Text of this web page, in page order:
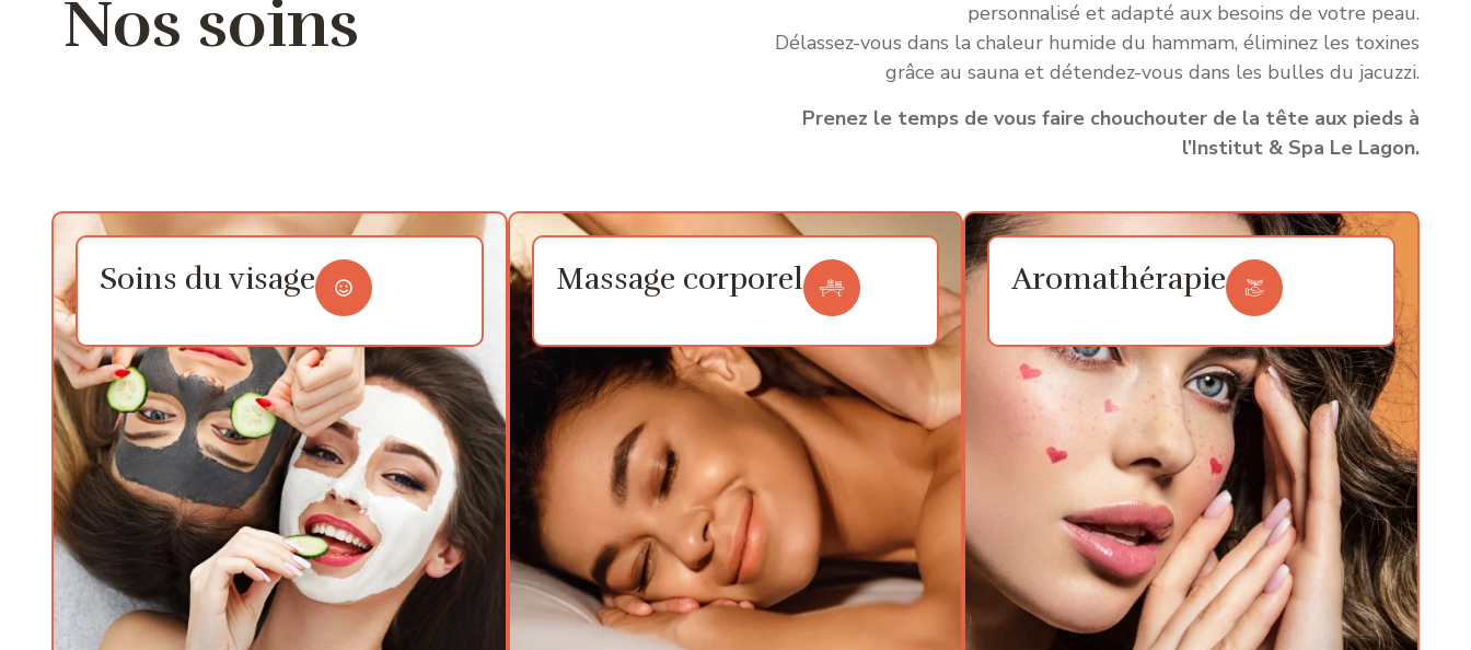
Nos soins
personnalisé et adapté aux besoins de votre peau.
Délassez-vous dans la chaleur humide du hammam, éliminez les toxines
grâce au sauna et détendez-vous dans les bulles du jacuzzi.
Prenez le temps de vous faire chouchouter de la tête aux pieds à
l’Institut & Spa Le Lagon.
Soins du visage Massage corporel Aromathérapie